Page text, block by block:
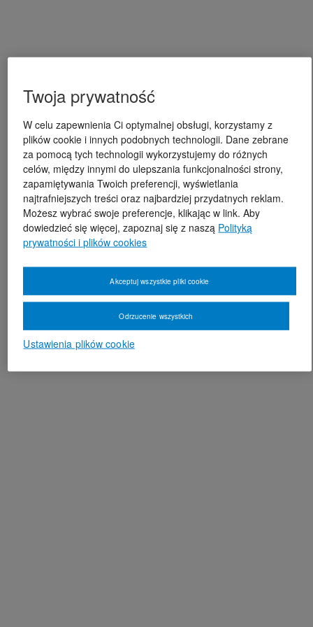
Twoja prywatność
W celu zapewnienia Ci optymalnej obsługi, korzystamy z
plików cookie i innych podobnych technologii. Dane zebrane
za pomocą tych technologii wykorzystujemy do różnych
celów, między innymi do ulepszania funkcjonalności strony,
zapamiętywania Twoich preferencji, wyświetlania
najtrafniejszych treści oraz najbardziej przydatnych reklam.
Możesz wybrać swoje preferencje, klikając w link. Aby
dowiedzieć się więcej, zapoznaj się z naszą Polityką
prywatności i plików cookies
Ustawienia plików cookie
Odrzucenie wszystkich
Akceptuj wszystkie pliki cookie